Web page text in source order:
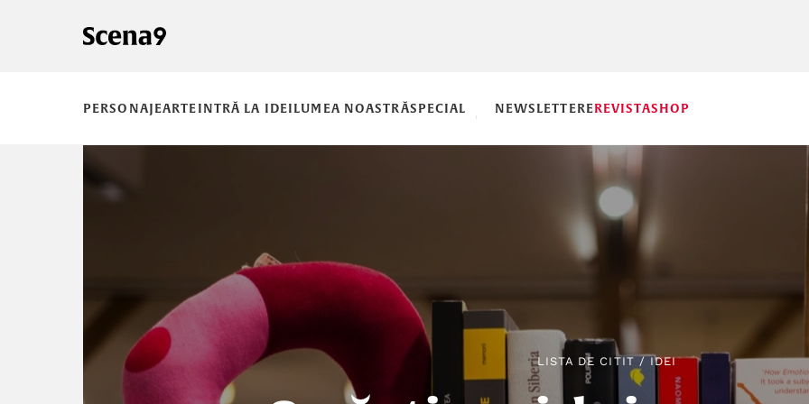
PERSONAJEARTEINTRĂ LA IDEILUMEA NOASTRĂSPECIAL NEWSLETTEREREVISTASHOP
LISTA DE CITIT / IDEI